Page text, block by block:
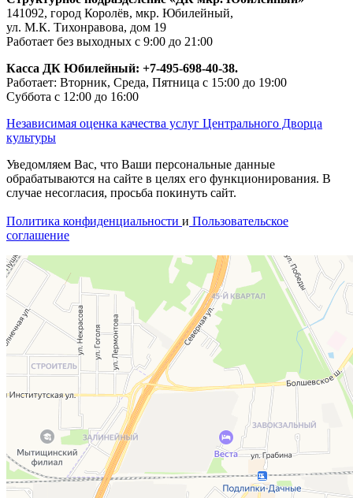
141092, город Королёв, мкр. Юбилейный,
ул. М.К. Тихонравова, дом 19
Работает без выходных с 9:00 до 21:00
Касса ДК Юбилейный: +7-495-698-40-38.
Работает: Вторник, Среда, Пятница с 15:00 до 19:00
Суббота с 12:00 до 16:00
Независимая оценка качества услуг Центрального Дворца
культуры
Уведомляем Вас, что Ваши персональные данные
обрабатываются на сайте в целях его функционирования. В
случае несогласия, просьба покинуть сайт.
Политика конфиденциальности и Пользовательское
соглашение